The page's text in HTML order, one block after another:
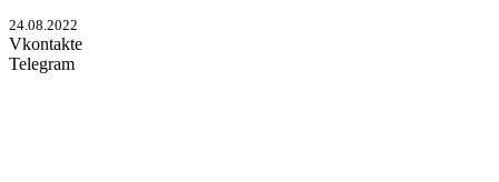
24.08.2022
Vkontakte
Telegram